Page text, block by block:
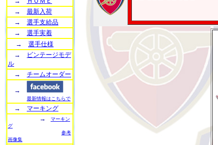
→ 最新入荷
→ 選手支給品
→ 選手実着
→ 選手仕様
→
ビンテージモデ
ル
→ チームオーダー
→
最新情報はこちらで
→ マーキング
→
マーキン
グ
参考
画像集